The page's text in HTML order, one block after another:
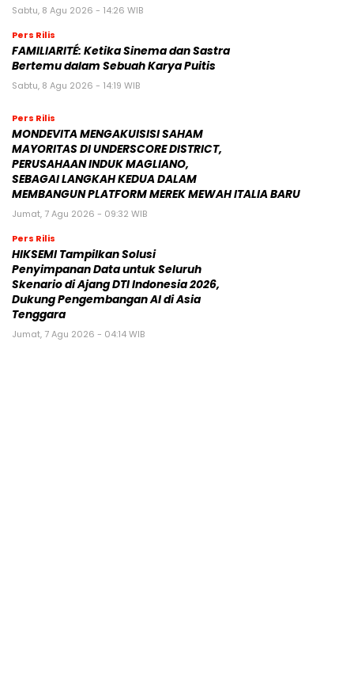
Sabtu, 8 Agu 2026 - 14:26 WIB
Pers Rilis
FAMILIARITÉ: Ketika Sinema dan Sastra
Bertemu dalam Sebuah Karya Puitis
Sabtu, 8 Agu 2026 - 14:19 WIB
Pers Rilis
MONDEVITA MENGAKUISISI SAHAM
MAYORITAS DI UNDERSCORE DISTRICT,
PERUSAHAAN INDUK MAGLIANO,
SEBAGAI LANGKAH KEDUA DALAM
MEMBANGUN PLATFORM MEREK MEWAH ITALIA BARU
Jumat, 7 Agu 2026 - 09:32 WIB
Pers Rilis
HIKSEMI Tampilkan Solusi
Penyimpanan Data untuk Seluruh
Skenario di Ajang DTI Indonesia 2026,
Dukung Pengembangan AI di Asia
Tenggara
Jumat, 7 Agu 2026 - 04:14 WIB